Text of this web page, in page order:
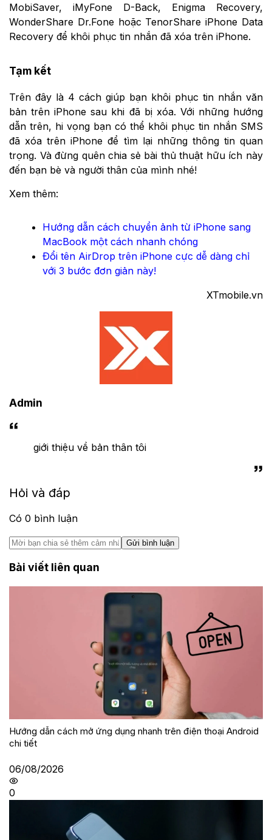
MobiSaver, iMyFone D-Back, Enigma Recovery,
WonderShare Dr.Fone hoặc TenorShare iPhone Data
Recovery để khôi phục tin nhắn đã xóa trên iPhone.
Tạm kết
Trên đây là 4 cách giúp bạn khôi phục tin nhắn văn
bản trên iPhone sau khi đã bị xóa. Với những hướng
dẫn trên, hi vọng bạn có thể khôi phục tin nhắn SMS
đã xóa trên iPhone để tìm lại những thông tin quan
trọng. Và đừng quên chia sẻ bài thủ thuật hữu ích này
đến bạn bè và người thân của mình nhé!
Xem thêm:
Hướng dẫn cách chuyển ảnh từ iPhone sang
MacBook một cách nhanh chóng
Đổi tên AirDrop trên iPhone cực dễ dàng chỉ
với 3 bước đơn giản này!
XTmobile.vn
Admin
giới thiệu về bản thân tôi
Hỏi và đáp
Có 0 bình luận
Gửi bình luận
Bài viết liên quan
Hướng dẫn cách mở ứng dụng nhanh trên điện thoại Android
chi tiết
06/08/2026
0